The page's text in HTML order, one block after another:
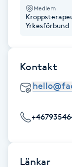
Fransk manikyr
Frekvensterapi
Friskvård
Medlem
Yrkesförbund
Kontakt
Länkar